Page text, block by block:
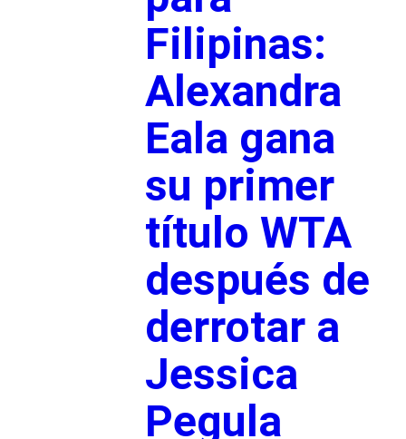
Filipinas:
Alexandra
Eala gana
su primer
título WTA
después de
derrotar a
Jessica
Pegula